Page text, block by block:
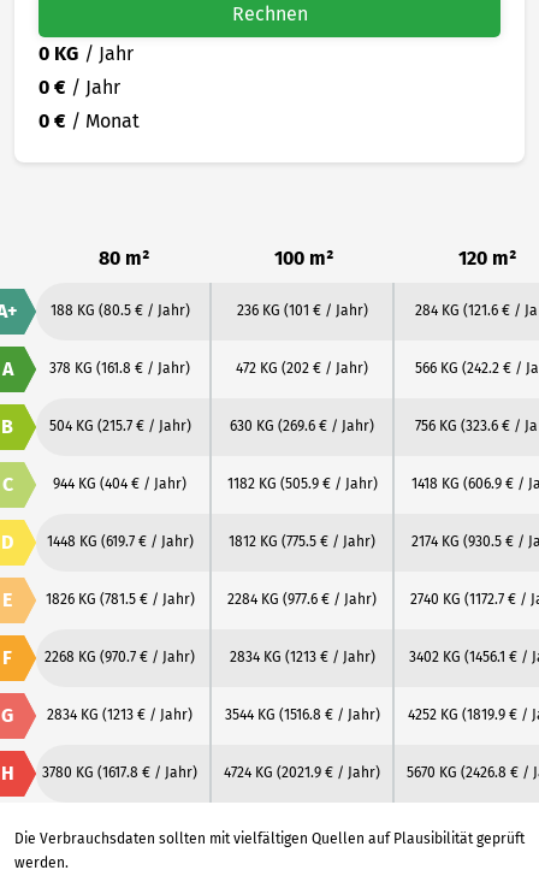
Rechnen
0 KG / Jahr
0 € / Jahr
0 € / Monat
80 m² 100 m² 120 m²
188 KG (80.5 € / Jahr) 236 KG (101 € / Jahr) 284 KG (121.6 € /
A 378 KG (161.8 € / Jahr) 472 KG (202 € / Jahr) 566 KG (242.2 € /
B 504 KG (215.7 € / Jahr) 630 KG (269.6 € / Jahr) 756 KG (323.6 € /
C 944 KG (404 € / Jahr) 1182 KG (505.9 € / Jahr) 1418 KG (606.9 € /
D 1448 KG (619.7 € / Jahr) 1812 KG (775.5 € / Jahr) 2174 KG (930.5 € /
E 1826 KG (781.5 € / Jahr) 2284 KG (977.6 € / Jahr) 2740 KG (1172.7 € /
F 2268 KG (970.7 € / Jahr) 2834 KG (1213 € / Jahr) 3402 KG (1456.1 € /
G 2834 KG (1213 € / Jahr) 3544 KG (1516.8 € / Jahr) 4252 KG (1819.9 € /
H 3780 KG (1617.8 € / Jahr) 4724 KG (2021.9 € / Jahr) 5670 KG (2426.8 € /
Die Verbrauchsdaten sollten mit vielfältigen Quellen auf Plausibilität geprüft
werden.